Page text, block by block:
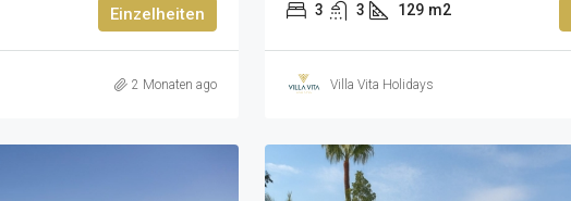
Einzelheiten
2 Monaten ago
3 3 129 m2
Villa Vita Holidays